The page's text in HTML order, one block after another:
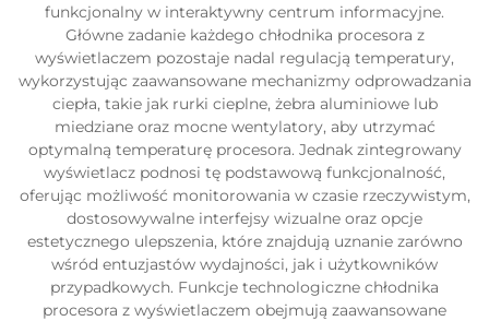
funkcjonalny w interaktywny centrum informacyjne.
Główne zadanie każdego chłodnika procesora z
wyświetlaczem pozostaje nadal regulacją temperatury,
wykorzystując zaawansowane mechanizmy odprowadzania
ciepła, takie jak rurki cieplne, żebra aluminiowe lub
miedziane oraz mocne wentylatory, aby utrzymać
optymalną temperaturę procesora. Jednak zintegrowany
wyświetlacz podnosi tę podstawową funkcjonalność,
oferując możliwość monitorowania w czasie rzeczywistym,
dostosowywalne interfejsy wizualne oraz opcje
estetycznego ulepszenia, które znajdują uznanie zarówno
wśród entuzjastów wydajności, jak i użytkowników
przypadkowych. Funkcje technologiczne chłodnika
procesora z wyświetlaczem obejmują zaawansowane